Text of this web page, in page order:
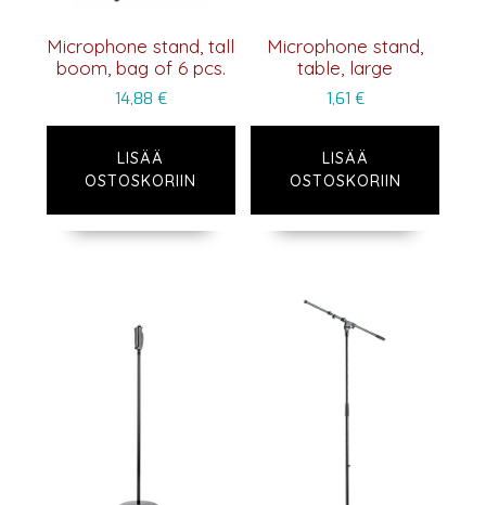
Microphone stand, tall
boom, bag of 6 pcs.
14,88 €
LISÄÄ
OSTOSKORIIN
Microphone stand,
table, large
1,61 €
LISÄÄ
OSTOSKORIIN